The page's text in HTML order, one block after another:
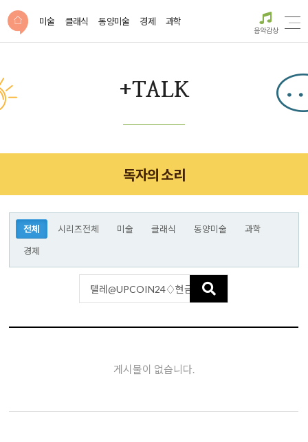
미술 클래식 동양미술 경제 과학
음악감상
+TALK
독자의 소리
전체 시리즈전체 미술 클래식 동양미술
과학
경제
게시물이 없습니다.